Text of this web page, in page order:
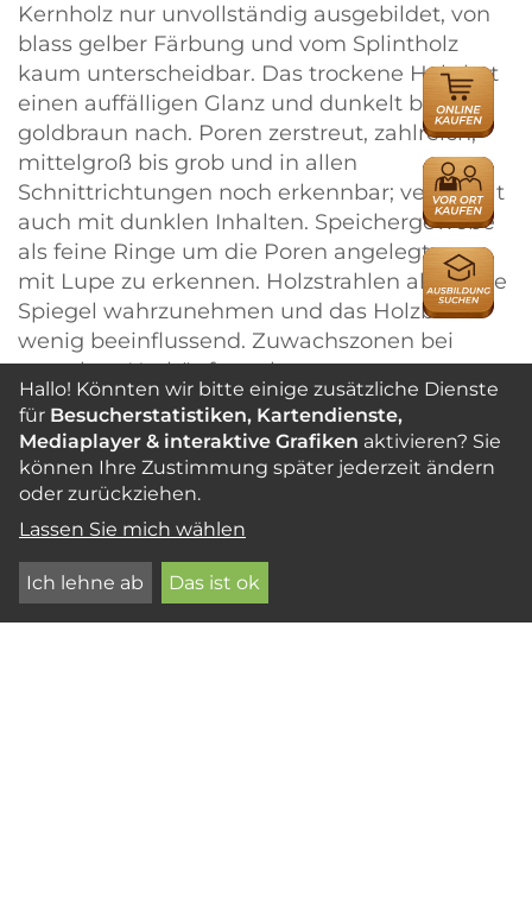
Kernholz nur unvollständig ausgebildet, von
blass gelber Färbung und vom Splintholz
kaum unterscheidbar. Das trockene Holz hat
einen auffälligen Glanz und dunkelt bis hell
goldbraun nach. Poren zerstreut, zahlreich,
mittelgroß bis grob und in allen
Schnittrichtungen noch erkennbar; vereinzelt
auch mit dunklen Inhalten. Speichergewebe
als feine Ringe um die Poren angelegt, nur
mit Lupe zu erkennen. Holzstrahlen als kleine
Spiegel wahrzunehmen und das Holzbild
wenig beeinflussend. Zuwachszonen bei
manchen Herkünften als porenarme,
dunklere Spätholzbänder erkennbar.
Faserverlauf mit meist regelmäßigem, mäßig
breitem bis breitem Wechseldrehwuchs,
deutliche Glanzstreifen hervorrufend. Die
Stammenden zeigen häufig einen durch
äußeren Splint.
ONLINE
Hallo! Könnten wir bitte einige zusätzliche Dienste
für Besucherstatistiken, Kartendienste,
Mediaplayer & interaktive Grafiken aktivieren? Sie
können Ihre Zustimmung später jederzeit ändern
oder zurückziehen.
Lassen Sie mich wählen
Ich lehne ab Das ist ok